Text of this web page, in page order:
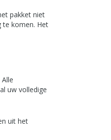
pakket niet
te komen. Het
uw volledige
uit het